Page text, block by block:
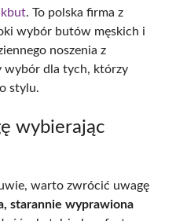
. To polska firma z
wybór butów męskich i
noszenia z
wybór dla tych, którzy
stylu.
wybierając
warto zwrócić uwagę
starannie wyprawiona